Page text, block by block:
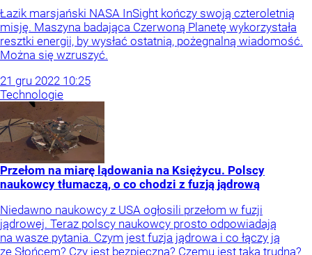
Łazik marsjański NASA InSight kończy swoją czteroletnią
misję. Maszyna badająca Czerwoną Planetę wykorzystała
resztki energii, by wysłać ostatnią, pożegnalną wiadomość.
Można się wzruszyć.
21 gru 2022 10:25
Technologie
Przełom na miarę lądowania na Księżycu. Polscy
naukowcy tłumaczą, o co chodzi z fuzją jądrową
Niedawno naukowcy z USA ogłosili przełom w fuzji
jądrowej. Teraz polscy naukowcy prosto odpowiadają
na wasze pytania. Czym jest fuzja jądrowa i co łączy ją
ze Słońcem? Czy jest bezpieczna? Czemu jest taka trudna?